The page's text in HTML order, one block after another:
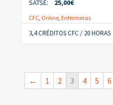
SATSE:
25,00€
CFC, Online, Enfermeras
3,4 CRÉDITOS CFC / 20 HORAS
← 1 2 3 4 5 6